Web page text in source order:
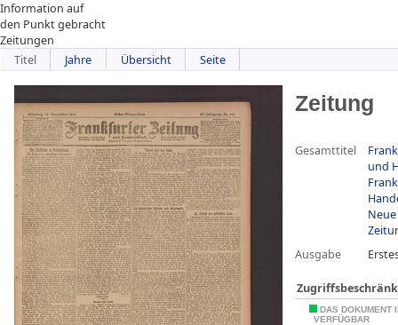
Information auf
den Punkt gebracht
Zeitungen
Titel
Jahre Übersicht Seite
Zeitung
Gesamttitel
und
Ausgabe
DAS DOKUMENT
VERFÜGBAR